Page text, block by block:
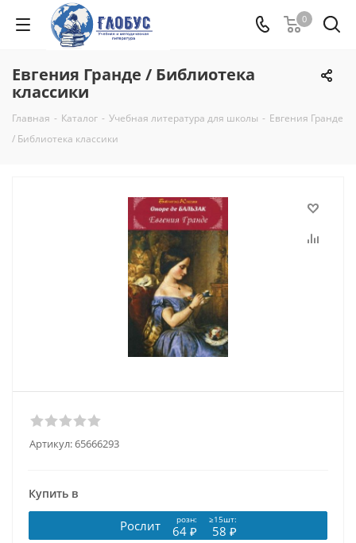
0
Евгения Гранде / Библиотека
классики
Главная - Каталог - Учебная литература для школы - Евгения Гранде
/ Библиотека классики
Артикул:65666293
Купить в
Рослит розн: ≥15шт:
64 ₽ 58 ₽